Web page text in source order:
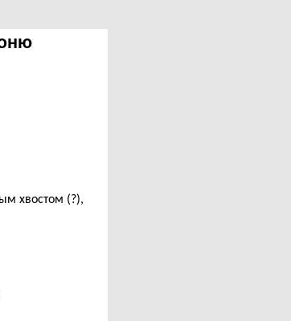
хвостом (?),